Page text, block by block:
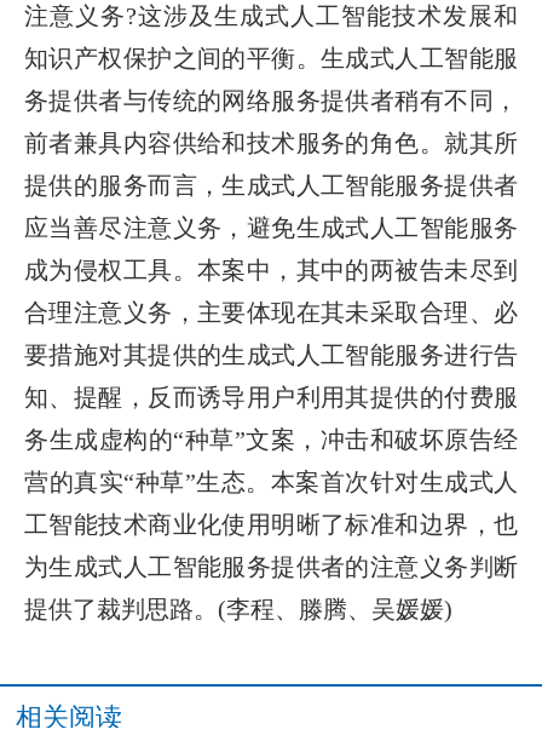
注意义务?这涉及生成式人工智能技术发展和
知识产权保护之间的平衡。生成式人工智能服
务提供者与传统的网络服务提供者稍有不同，
前者兼具内容供给和技术服务的角色。就其所
提供的服务而言，生成式人工智能服务提供者
应当善尽注意义务，避免生成式人工智能服务
成为侵权工具。本案中，其中的两被告未尽到
合理注意义务，主要体现在其未采取合理、必
要措施对其提供的生成式人工智能服务进行告
知、提醒，反而诱导用户利用其提供的付费服
务生成虚构的“种草”文案，冲击和破坏原告经
营的真实“种草”生态。本案首次针对生成式人
工智能技术商业化使用明晰了标准和边界，也
为生成式人工智能服务提供者的注意义务判断
提供了裁判思路。(李程、滕腾、吴媛媛)
相关阅读